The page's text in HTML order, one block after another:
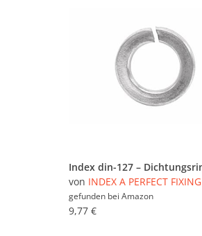
von INDEX A PERFECT FIXING
gefunden bei Amazon
9,77 €